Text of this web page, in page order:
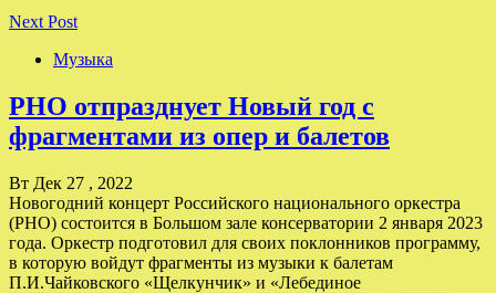
Next Post
Музыка
РНО отпразднует Новый год с
фрагментами из опер и балетов
Вт Дек 27 , 2022
Новогодний концерт Российского национального оркестра
(РНО) состоится в Большом зале консерватории 2 января 2023
года. Оркестр подготовил для своих поклонников программу,
в которую войдут фрагменты из музыки к балетам
П.И.Чайковского «Щелкунчик» и «Лебединое